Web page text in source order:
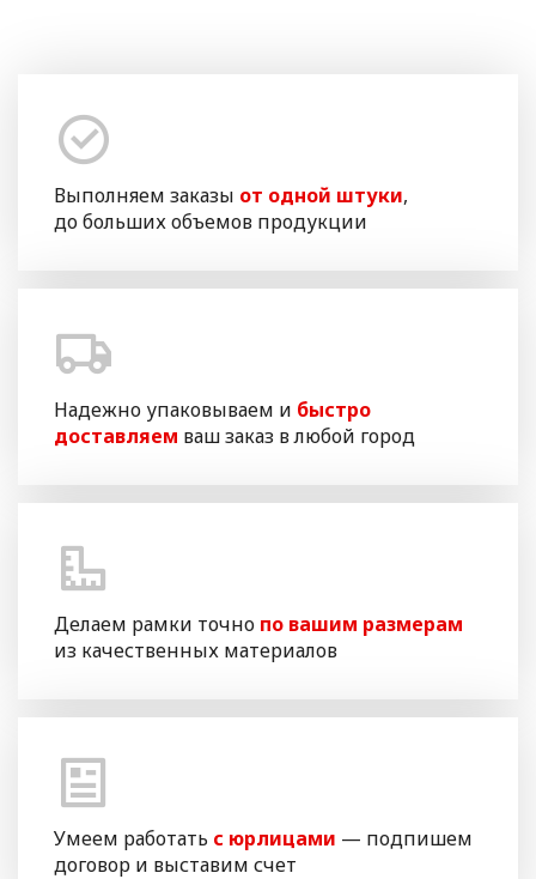
Выполняем заказы от одной штуки,
до больших объемов продукции
Надежно упаковываем и быстро
доставляем ваш заказ в любой город
Делаем рамки точно по вашим размерам
из качественных материалов
Умеем работать с юрлицами — подпишем
договор и выставим счет